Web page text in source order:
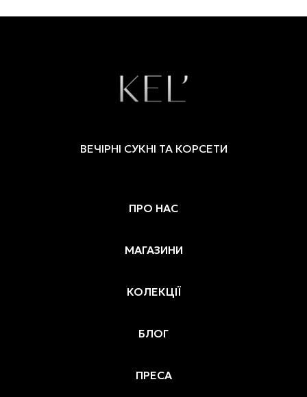
ВЕЧІРНІ СУКНІ ТА КОРСЕТИ
ПРО НАС
МАГАЗИНИ
КОЛЕКЦІЇ
БЛОГ
ПРЕСА